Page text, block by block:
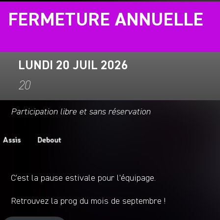
FERMETURE ANNUELLE
LUNDI 20 JUIL 2026
20
Participation libre et sans réservation
C’est la pause estivale pour l’équipage.
Retrouvez la prog du mois de septembre !